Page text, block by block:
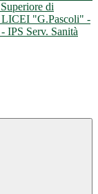
di
"G.Pascoli" -
Serv. Sanità